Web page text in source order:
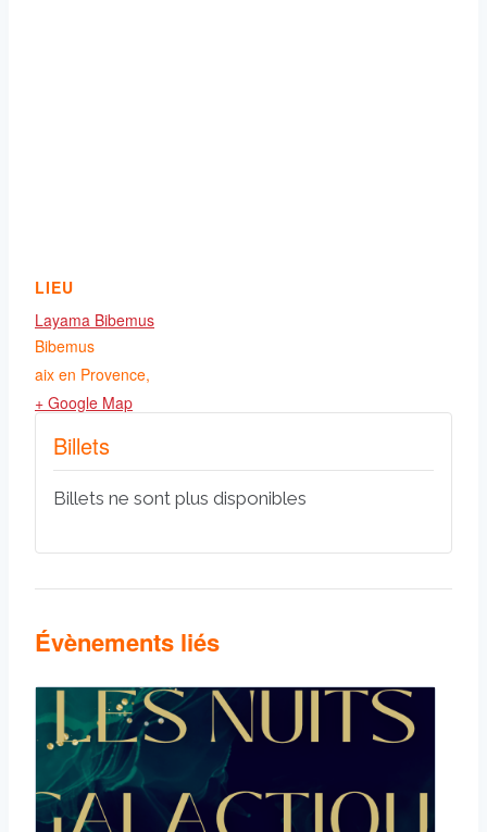
LIEU
Layama Bibemus
Bibemus
aix en Provence,
+ Google Map
Billets
Billets ne sont plus disponibles
Évènements liés